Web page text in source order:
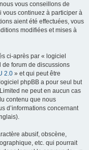
vous conseillons de
vous continuez à participer à
aient été effectuées, vous
modifiées et mises à
ci-après par « logiciel
de forum de discussions
2.0 » et qui peut être
phpBB a pour seul but
ne peut en aucun cas
contenu que nous
d’informations concernant
abusif, obscène,
etc. qui pourrait